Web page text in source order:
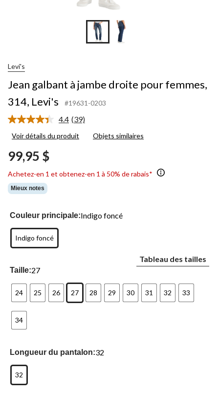
Levi's
Jean galbant à jambe droite pour femmes,
314, Levi's
#19631-0203
4.4 Lire
39
même
(39)
Voir détails du produit Objets similaires
99,95 $
Achetez-en 1 et obtenez-en 1 à 50% de rabais*
Mieux notes
Couleur principale:Indigo foncé
Indigo foncé
Taille:27
Tableau des tailles
24 25 26 27 28 29 30 31 32 33
34
Longueur du pantalon:32
32